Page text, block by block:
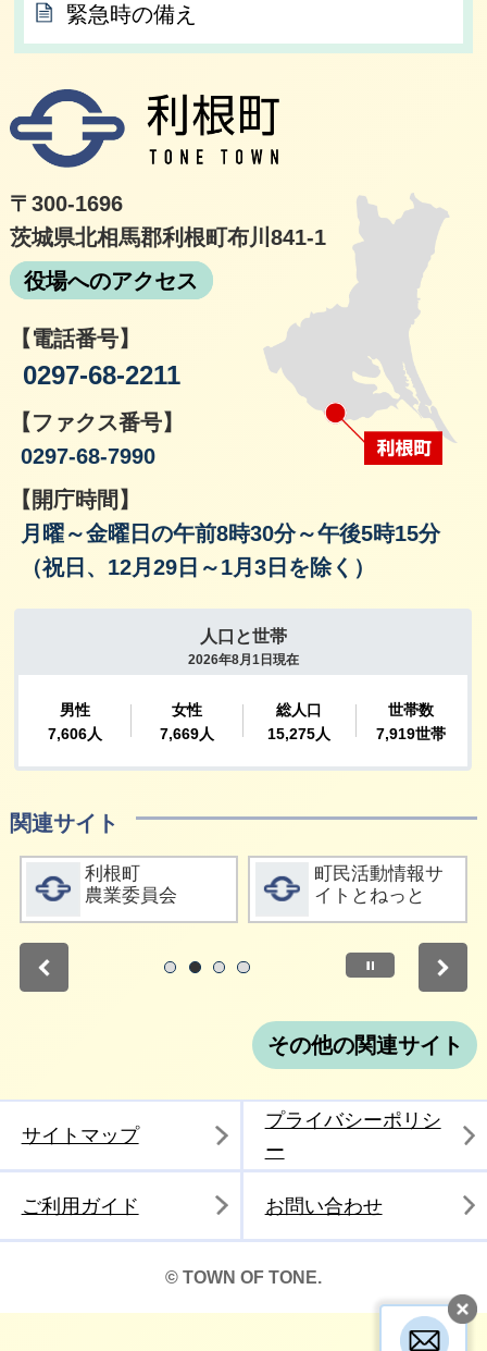
緊急時の備え
〒300-1696
茨城県北相馬郡利根町布川841-1
役場へのアクセス
【電話番号】
0297-68-2211
【ファクス番号】
0297-68-7990
【開庁時間】
月曜～金曜日の午前8時30分～午後5時15分
（祝日、12月29日～1月3日を除く）
関連サイト
詳細をみる
利根町
農業委員会
詳細をみる
町民活動情報サ
イトとねっと
停止
その他の関連サイト
サイトマップ
プライバシーポリシ
ー
ご利用ガイド お問い合わせ
© TOWN OF TONE.